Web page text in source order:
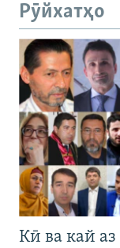
Рӯйхатҳо
Кӣ ва кай